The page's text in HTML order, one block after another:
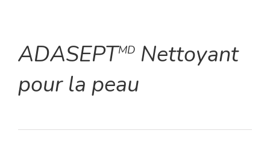
ADASEPTMD Nettoyant
pour la peau